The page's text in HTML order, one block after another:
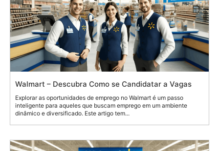
Walmart – Descubra Como se Candidatar a Vagas
Explorar as oportunidades de emprego no Walmart é um passo
inteligente para aqueles que buscam emprego em um ambiente
dinâmico e diversificado. Este artigo tem...